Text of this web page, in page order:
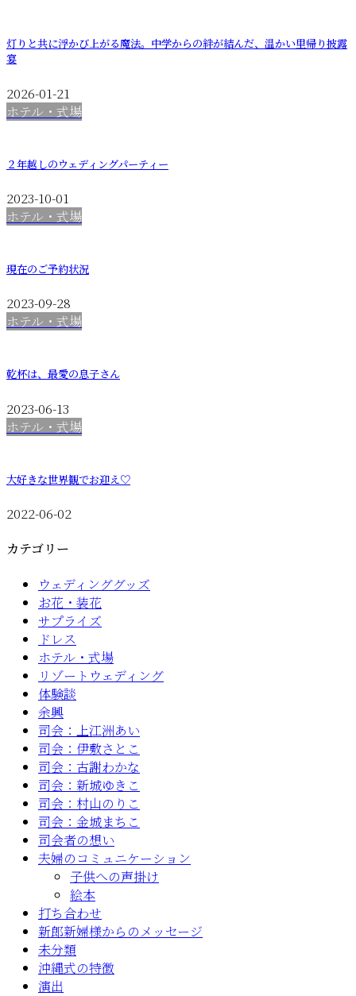
灯りと共に浮かび上がる魔法。中学からの絆が結んだ、温かい里帰り披露
宴
2026-01-21
ホテル・式場
２年越しのウェディングパーティー
2023-10-01
ホテル・式場
現在のご予約状況
2023-09-28
ホテル・式場
乾杯は、最愛の息子さん
2023-06-13
ホテル・式場
大好きな世界観でお迎え♡
2022-06-02
カテゴリー
ウェディンググッズ
お花・装花
サプライズ
ドレス
ホテル・式場
リゾートウェディング
体験談
余興
司会：上江洲あい
司会：伊敷さとこ
司会：古謝わかな
司会：新城ゆきこ
司会：村山のりこ
司会：金城まちこ
司会者の想い
夫婦のコミュニケーション
子供への声掛け
絵本
打ち合わせ
新郎新婦様からのメッセージ
未分類
沖縄式の特徴
演出